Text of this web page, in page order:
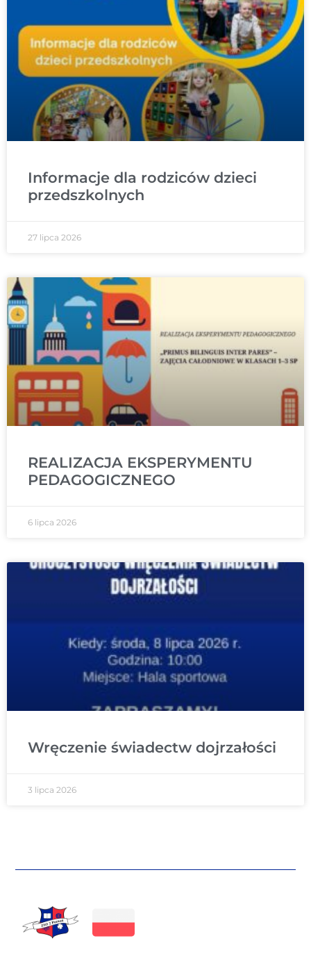
Informacje dla rodziców dzieci
przedszkolnych
27 lipca 2026
REALIZACJA EKSPERYMENTU
PEDAGOGICZNEGO
6 lipca 2026
Wręczenie świadectw dojrzałości
3 lipca 2026